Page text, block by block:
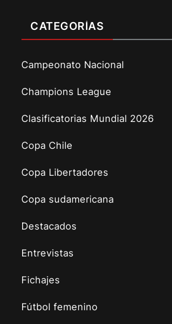
CATEGORÍAS
Campeonato Nacional
Champions League
Clasificatorias Mundial 2026
Copa Chile
Copa Libertadores
Copa sudamericana
Destacados
Entrevistas
Fichajes
Fútbol femenino